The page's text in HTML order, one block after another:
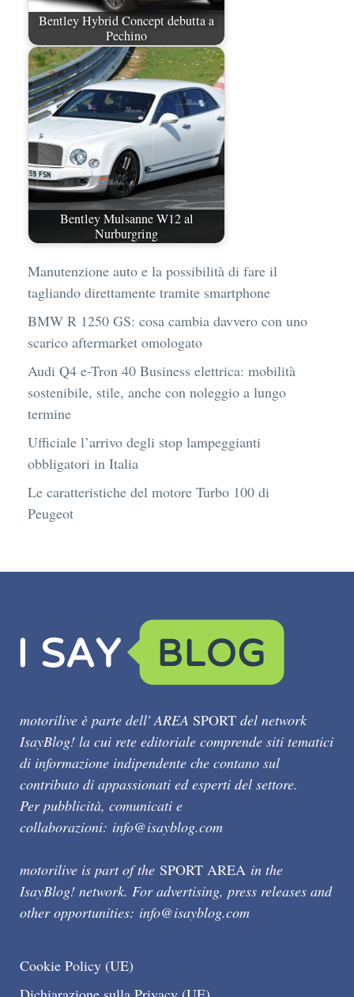
Bentley Hybrid Concept debutta a
Pechino
Bentley Mulsanne W12 al
Nurburgring
Manutenzione auto e la possibilità di fare il
tagliando direttamente tramite smartphone
BMW R 1250 GS: cosa cambia davvero con uno
scarico aftermarket omologato
Audi Q4 e-Tron 40 Business elettrica: mobilità
sostenibile, stile, anche con noleggio a lungo
termine
Ufficiale l’arrivo degli stop lampeggianti
obbligatori in Italia
Le caratteristiche del motore Turbo 100 di
Peugeot
motorilive è parte dell' AREA SPORT del network
IsayBlog! la cui rete editoriale comprende siti tematici
di informazione indipendente che contano sul
contributo di appassionati ed esperti del settore.
Per pubblicità, comunicati e
collaborazioni: info@isayblog.com
motorilive is part of the SPORT AREA in the
IsayBlog! network. For advertising, press releases and
other opportunities: info@isayblog.com
Cookie Policy (UE)